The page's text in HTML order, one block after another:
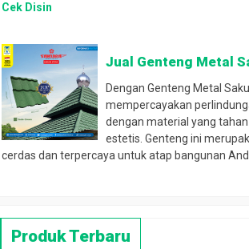
Cek Disin
Jual Genteng Metal
Dengan Genteng Metal
mempercayakan
dengan material yang
estetis. Genteng ini
cerdas dan terpercaya untuk atap bangunan
Produk Terbaru